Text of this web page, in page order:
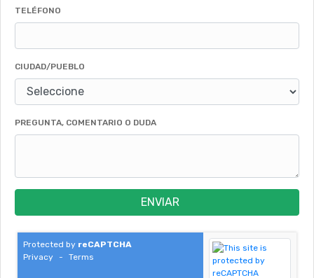
TELÉFONO
CIUDAD/PUEBLO
PREGUNTA, COMENTARIO O DUDA
ENVIAR
Protected by reCAPTCHA
Privacy
- Terms